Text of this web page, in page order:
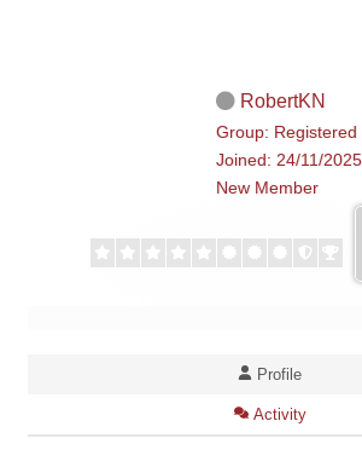
RobertKN
Group: Registered
Joined: 24/11/2025
New Member
Profile
Activity